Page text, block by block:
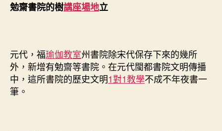
勉齋書院的樹講座場地立
元代，福瑜伽教室州書院除宋代保存下來的幾所
外，新增有勉齋等書院。在元代閩都書院文明傳播
中，這所書院的歷史文明1對1教學不成不年夜書一
筆。